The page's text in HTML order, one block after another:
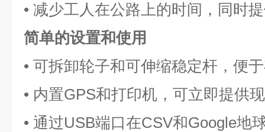
• 减少工人在公路上的时间，同时
简单的设置和使用
• 可拆卸轮子和可伸缩稳定杆，便
• 内置GPS和打印机，可立即提供
• 通过USB端口在CSV和Google地